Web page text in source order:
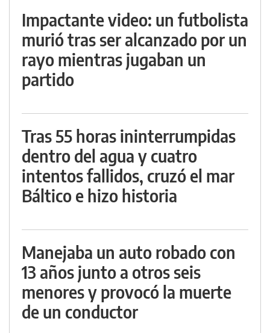
Impactante video: un futbolista
murió tras ser alcanzado por un
rayo mientras jugaban un
partido
Tras 55 horas ininterrumpidas
dentro del agua y cuatro
intentos fallidos, cruzó el mar
Báltico e hizo historia
Manejaba un auto robado con
13 años junto a otros seis
menores y provocó la muerte
de un conductor